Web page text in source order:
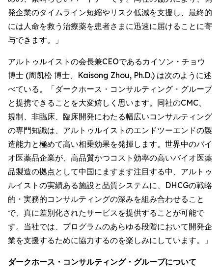
発企業のタイムライン短縮やリスク低減を支援し、最終的
には人命を救う治療薬を患者さまに迅速に届けることに寄
与できます。」
アルトゥルイストの会長兼CEOであるカイソン・チョウ
博士 (周凯松 博士、Kaisong Zhou, Ph.D.) は次のように述
べている。「ダークホース・コンサルティング・グループ
と提携できることを大変嬉しく思います。同社のCMC、
規制、非臨床、臨床開発にわたる幅広いコンサルティング
の専門知識は、アルトゥルイストのエンドツーエンドの製
造能力と極めて高い相乗効果を発揮します。世界中のバイ
オ医薬品企業が、高品質かつコスト効率の高いバイオ医薬
品製造の拠点として中国にますます注目する中、アルトゥ
ルイストの実績ある施設と品質システムに、DHCGの戦略
的・実務的コンサルティングの深みを組み合わせること
で、真に差別化されたサービスを提供することが可能で
す。当社では、プログラムのあらゆる段階において開発企
業を支援するために協力するのを楽しみにしています。」
ダークホース・コンサルティング・グループについて